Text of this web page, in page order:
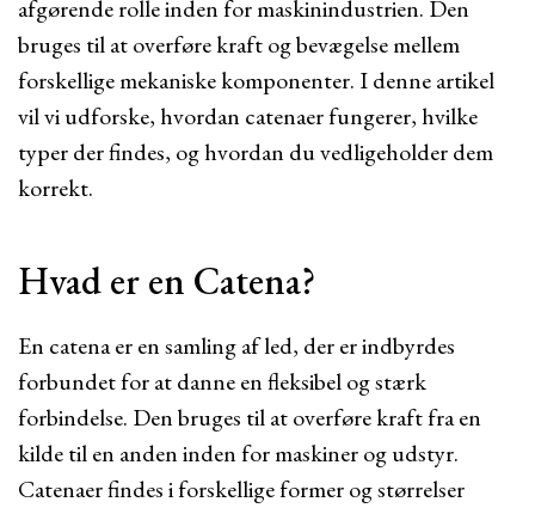
afgørende rolle inden for maskinindustrien. Den
bruges til at overføre kraft og bevægelse mellem
forskellige mekaniske komponenter. I denne artikel
vil vi udforske, hvordan catenaer fungerer, hvilke
typer der findes, og hvordan du vedligeholder dem
korrekt.
Hvad er en Catena?
En catena er en samling af led, der er indbyrdes
forbundet for at danne en fleksibel og stærk
forbindelse. Den bruges til at overføre kraft fra en
kilde til en anden inden for maskiner og udstyr.
Catenaer findes i forskellige former og størrelser